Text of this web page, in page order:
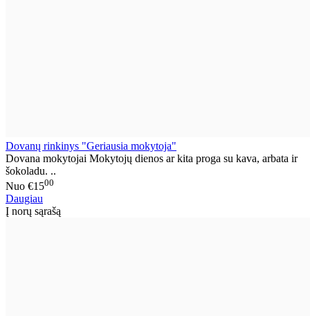
Dovanų rinkinys "Geriausia mokytoja"
Dovana mokytojai Mokytojų dienos ar kita proga su kava, arbata ir
šokoladu. ..
Nuo €1500
Daugiau
Į norų sąrašą